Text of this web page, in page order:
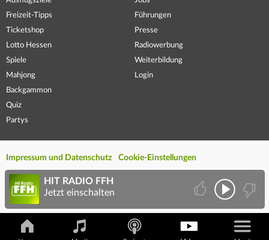
Freizeit-Tipps
Ticketshop
Lotto Hessen
Spiele
Mahjong
Backgammon
Quiz
Partys
Führungen
Presse
Radiowerbung
Weiterbildung
Login
Impressum und Datenschutz Cookie-Einstellungen
HIT RADIO FFH
Jetzt einschalten